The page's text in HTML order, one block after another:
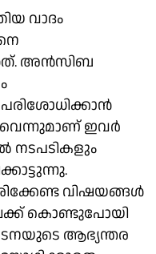
വാദം
അന്‍സിബ
ഇവര്‍
നടപടികളും
വിഷയങ്ങള്‍
കൊണ്ടുപോയി
ആഭ്യന്തര